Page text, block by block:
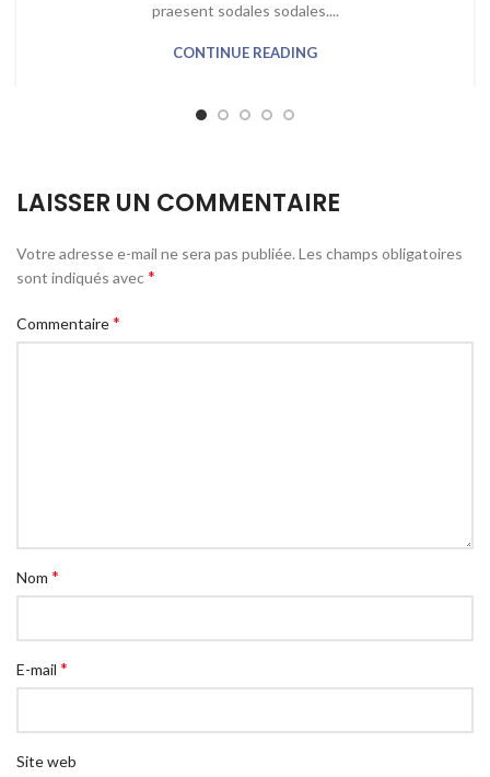
praesent sodales sodales....
CONTINUE READING
LAISSER UN COMMENTAIRE
Votre adresse e-mail ne sera pas publiée. Les champs obligatoires
sont indiqués avec*
Commentaire*
Nom *
E-mail *
Site web